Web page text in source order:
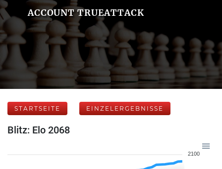
ACCOUNT TRUEATTACK
STARTSEITE EINZELERGEBNISSE
Blitz: Elo 2068
2100